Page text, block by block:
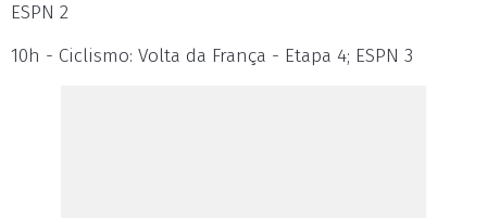
ESPN 2
10h - Ciclismo: Volta da França - Etapa 4; ESPN 3